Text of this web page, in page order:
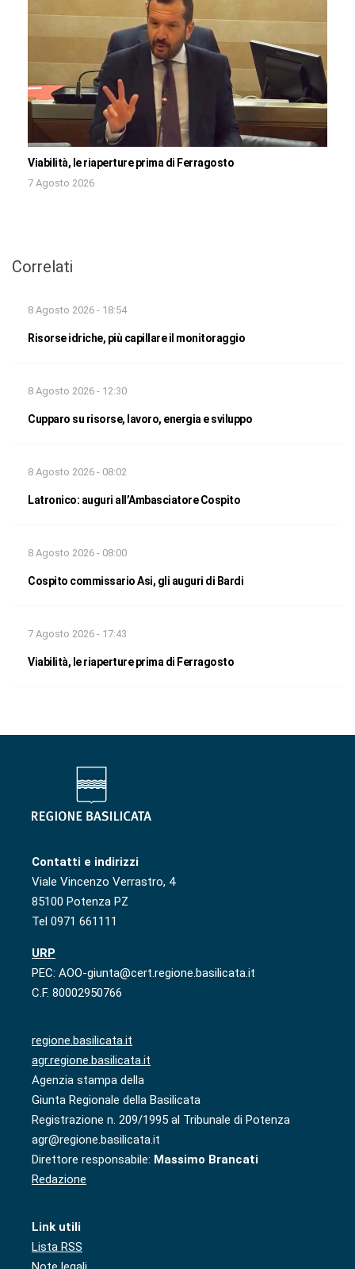
Viabilità, le riaperture prima di Ferragosto
7 Agosto 2026
Correlati
8 Agosto 2026 - 18:54
Risorse idriche, più capillare il monitoraggio
8 Agosto 2026 - 12:30
Cupparo su risorse, lavoro, energia e sviluppo
8 Agosto 2026 - 08:02
Latronico: auguri all’Ambasciatore Cospito
8 Agosto 2026 - 08:00
Cospito commissario Asi, gli auguri di Bardi
7 Agosto 2026 - 17:43
Viabilità, le riaperture prima di Ferragosto
Contatti e indirizzi
Viale Vincenzo Verrastro, 4
85100 Potenza PZ
Tel 0971 661111
URP
PEC: AOO-giunta@cert.regione.basilicata.it
C.F. 80002950766
regione.basilicata.it
agr.regione.basilicata.it
Agenzia stampa della
Giunta Regionale della Basilicata
Registrazione n. 209/1995 al Tribunale di Potenza
agr@regione.basilicata.it
Direttore responsabile: Massimo Brancati
Redazione
Link utili
Lista RSS